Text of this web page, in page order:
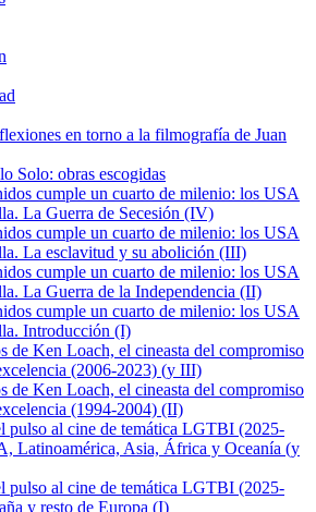
en torno a la filmografía de Juan
Solo: obras escogidas
cumple un cuarto de milenio: los USA
La Guerra de Secesión (IV)
cumple un cuarto de milenio: los USA
La esclavitud y su abolición (III)
cumple un cuarto de milenio: los USA
La Guerra de la Independencia (II)
cumple un cuarto de milenio: los USA
Introducción (I)
de Ken Loach, el cineasta del compromiso
(2006-2023) (y III)
de Ken Loach, el cineasta del compromiso
(1994-2004) (II)
pulso al cine de temática LGTBI (2025-
Latinoamérica, Asia, África y Oceanía (y
pulso al cine de temática LGTBI (2025-
y resto de Europa (I)